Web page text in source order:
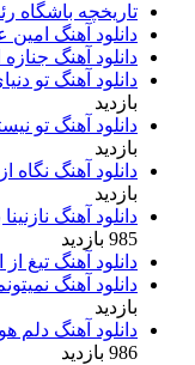
تاریخچه باشگاه
دانلود آهنگ
دانلود آهنگ
دانلود آهنگ تو
بازدید
دانلود آهنگ تو
بازدید
دانلود آهنگ
بازدید
دانلود آهنگ
985 بازدید
دانلود آهنگ تیغ
دانلود آهنگ
بازدید
دانلود آهنگ دلم
986 بازدید